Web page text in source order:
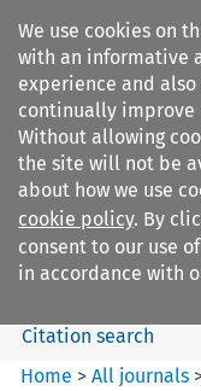
We use cookies on
with an informative
experience and
continually improve
Without allowing
the site will not be
about how we use
cookie policy. By
consent to our use
in accordance with
Revista Brasileira
Arbitragem
Citation search
Home >All journals